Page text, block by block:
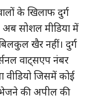
के खिलाफ दुर्ग
सोशल मीडिया में
खैर नहीं। दुर्ग
वाट्सएप नंबर
वीडियो जिसमें कोई
की अपील की